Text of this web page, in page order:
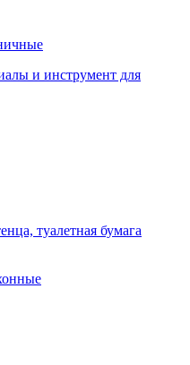
и инструмент для
туалетная бумага